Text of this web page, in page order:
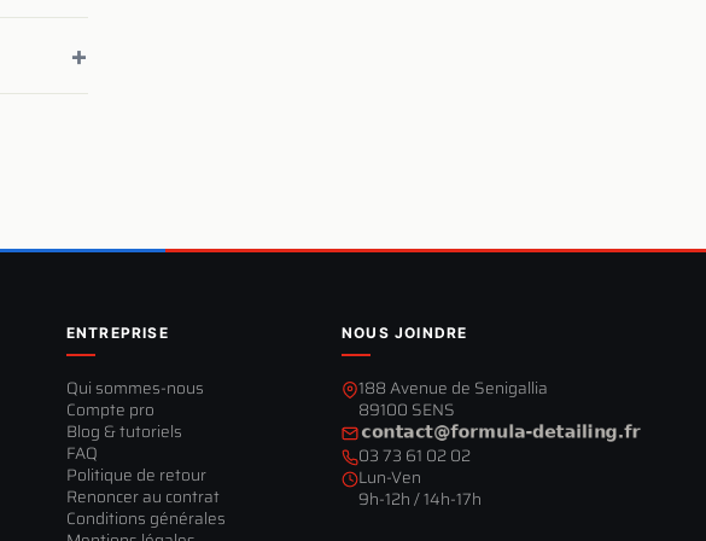
+
ENTREPRISE
Qui sommes-nous
Compte pro
Blog & tutoriels
FAQ
Politique de retour
Renoncer au contrat
Conditions générales
NOUS JOINDRE
188 Avenue de Senigallia
89100 SENS
03 73 61 02 02
Lun-Ven
9h-12h / 14h-17h